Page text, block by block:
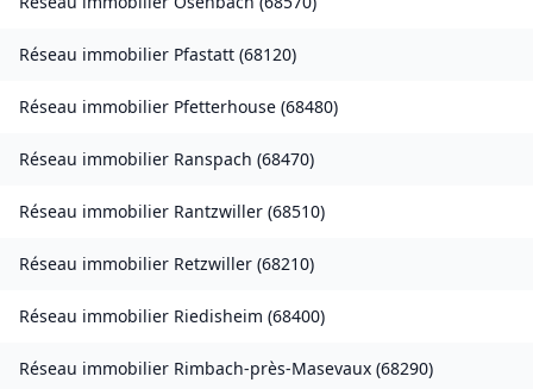
Réseau immobilier Pfastatt (68120)
Réseau immobilier Pfetterhouse (68480)
Réseau immobilier Ranspach (68470)
Réseau immobilier Rantzwiller (68510)
Réseau immobilier Retzwiller (68210)
Réseau immobilier Riedisheim (68400)
Réseau immobilier Rimbach-près-Masevaux (68290)